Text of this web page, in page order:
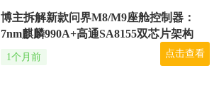
博主拆解新款问界M8/M9座舱控制器：
7nm麒麟990A+高通SA8155双芯片架构
1个月前 点击查看